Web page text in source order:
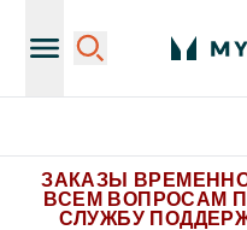
ЗАКАЗЫ
ВСЕМ ВОПРОСАМ
СЛУЖБУ